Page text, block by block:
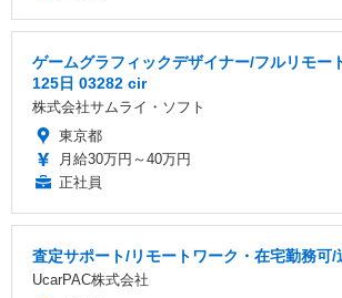
ゲームグラフィックデザイナー/フルリモー
125日 03282 cir
株式会社サムライ・ソフト
東京都
月給30万円～40万円
正社員
査定サポート/リモートワーク・在宅勤務可/
UcarPAC株式会社